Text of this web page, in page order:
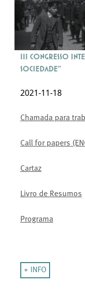
III Congresso
Sociedade"
2021-11-18
Chamada para
Call for papers
Cartaz
Livro de Resumos
Programa
+ INFO